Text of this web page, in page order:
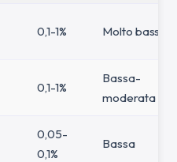
0,1-1% Molto bassa
0,1-1%
Bassa-
moderata
0,05-
0,1%
Bassa